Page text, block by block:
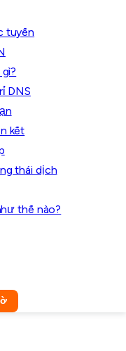
tuyến
DNS
kết
thái dịch
thế nào?